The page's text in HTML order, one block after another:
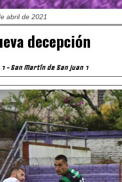
abril de 2021
decepción
- San Martín de San Juan 1